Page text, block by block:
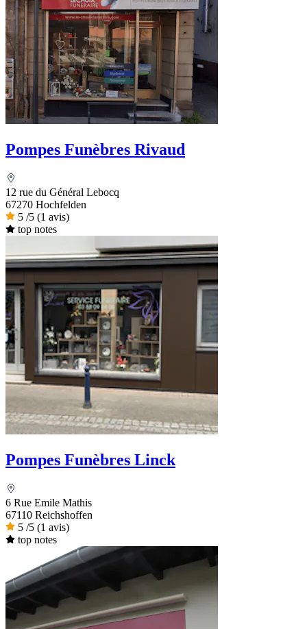
Pompes Funèbres Rivaud
12 rue du Général Lebocq
67270 Hochfelden
5 /5 (1 avis)
top notes
Pompes Funèbres Linck
6 Rue Emile Mathis
67110 Reichshoffen
5 /5 (1 avis)
top notes